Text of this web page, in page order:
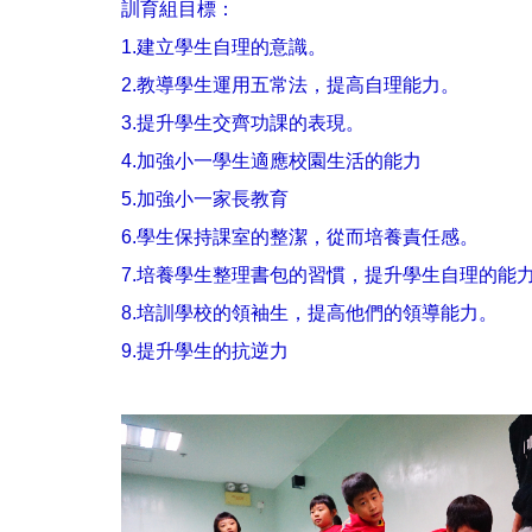
訓育組目標：
1.建立學生自理的意識。
2.教導學生運用五常法，提高自理能力。
3.提升學生交齊功課的表現。
4.加強小一學生適應校園生活的能力
5.加強小一家長教育
6.學生保持課室的整潔，從而培養責任感。
7.培養學生整理書包的習慣，提升學生自理的能
8.培訓學校的領袖生，提高他們的領導能力。
9.提升學生的抗逆力